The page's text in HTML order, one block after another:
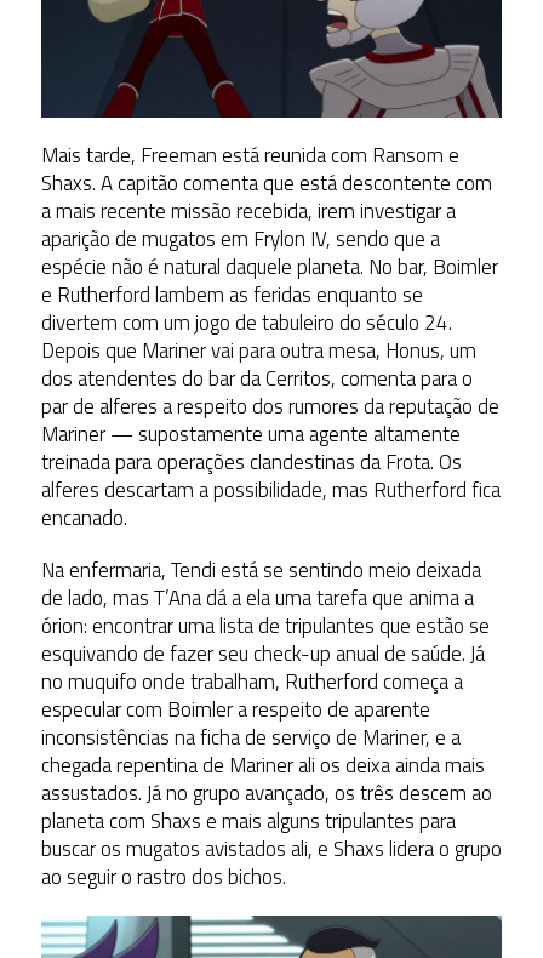
Mais tarde, Freeman está reunida com Ransom e
Shaxs. A capitão comenta que está descontente com
a mais recente missão recebida, irem investigar a
aparição de mugatos em Frylon IV, sendo que a
espécie não é natural daquele planeta. No bar, Boimler
e Rutherford lambem as feridas enquanto se
divertem com um jogo de tabuleiro do século 24.
Depois que Mariner vai para outra mesa, Honus, um
dos atendentes do bar da Cerritos, comenta para o
par de alferes a respeito dos rumores da reputação de
Mariner — supostamente uma agente altamente
treinada para operações clandestinas da Frota. Os
alferes descartam a possibilidade, mas Rutherford fica
encanado.
Na enfermaria, Tendi está se sentindo meio deixada
de lado, mas T’Ana dá a ela uma tarefa que anima a
órion: encontrar uma lista de tripulantes que estão se
esquivando de fazer seu check-up anual de saúde. Já
no muquifo onde trabalham, Rutherford começa a
especular com Boimler a respeito de aparente
inconsistências na ficha de serviço de Mariner, e a
chegada repentina de Mariner ali os deixa ainda mais
assustados. Já no grupo avançado, os três descem ao
planeta com Shaxs e mais alguns tripulantes para
buscar os mugatos avistados ali, e Shaxs lidera o grupo
ao seguir o rastro dos bichos.